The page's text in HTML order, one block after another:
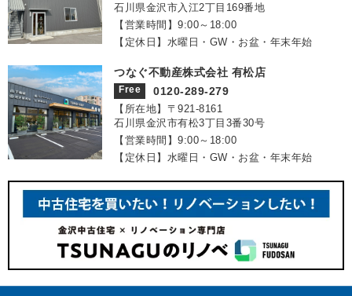
石川県金沢市入江2丁目169番地
【営業時間】9:00～18:00
【定休日】水曜日・GW・お盆・年末年始
つなぐ不動産株式会社 有松店
Free 0120-289-279
【所在地】〒921‐8161
石川県金沢市有松3丁目3番30号
【営業時間】9:00～18:00
【定休日】水曜日・GW・お盆・年末年始